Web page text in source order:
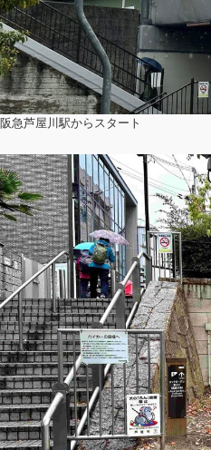
阪急芦屋川駅からスタート